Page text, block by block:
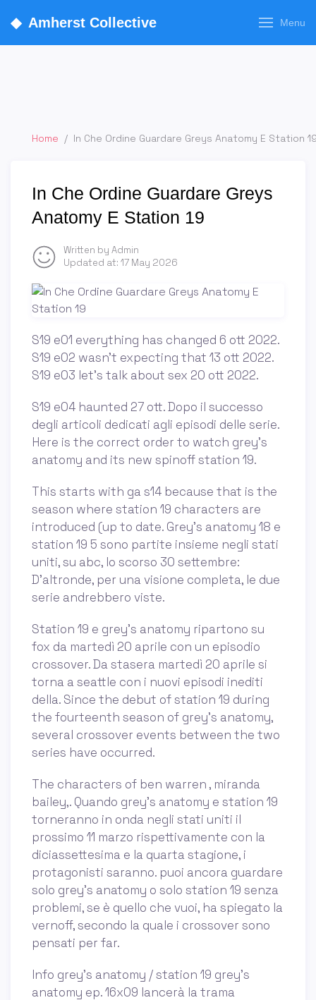
◆ Amherst Collective Menu
Home / In Che Ordine Guardare Greys Anatomy E Station
In Che Ordine Guardare Greys
Anatomy E Station 19
Written by Admin
Updated at: 17 May 2026
S19 e01 everything has changed 6 ott 2022.
S19 e02 wasn't expecting that 13 ott 2022.
S19 e03 let's talk about sex 20 ott 2022.
S19 e04 haunted 27 ott. Dopo il successo
degli articoli dedicati agli episodi delle serie.
Here is the correct order to watch grey's
anatomy and its new spinoff station 19.
This starts with ga s14 because that is the
season where station 19 characters are
introduced (up to date. Grey’s anatomy 18 e
station 19 5 sono partite insieme negli stati
uniti, su abc, lo scorso 30 settembre:
D’altronde, per una visione completa, le due
serie andrebbero viste.
Station 19 e grey’s anatomy ripartono su
fox da martedì 20 aprile con un episodio
crossover. Da stasera martedì 20 aprile si
torna a seattle con i nuovi episodi inediti
della. Since the debut of station 19 during
the fourteenth season of grey's anatomy,
several crossover events between the two
series have occurred.
The characters of ben warren , miranda
bailey,. Quando grey's anatomy e station 19
torneranno in onda negli stati uniti il
prossimo 11 marzo rispettivamente con la
diciassettesima e la quarta stagione, i
protagonisti saranno. puoi ancora guardare
solo grey's anatomy o solo station 19 senza
problemi, se è quello che vuoi, ha spiegato la
vernoff, secondo la quale i crossover sono
pensati per far.
Info grey's anatomy / station 19 grey's
anatomy ep. 16x09 lancerà la trama